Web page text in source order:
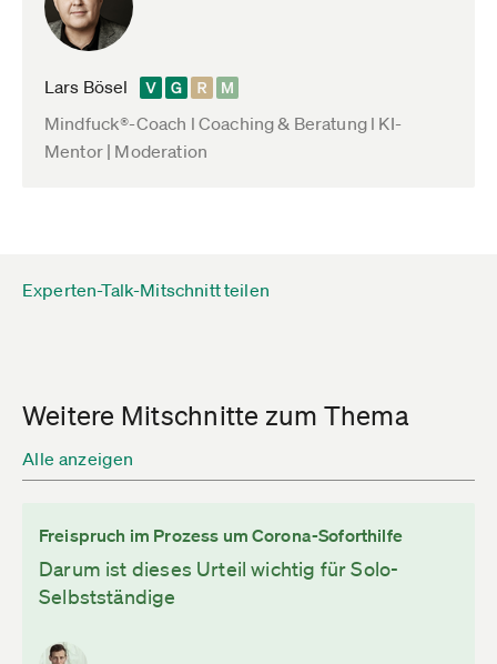
Lars Bösel
Mindfuck®-Coach l Coaching & Beratung l KI-
Mentor | Moderation
Experten-Talk-Mitschnitt teilen
Weitere Mitschnitte zum Thema
Alle anzeigen
Freispruch im Prozess um Corona-Soforthilfe
Darum ist dieses Urteil wichtig für Solo-
Selbstständige